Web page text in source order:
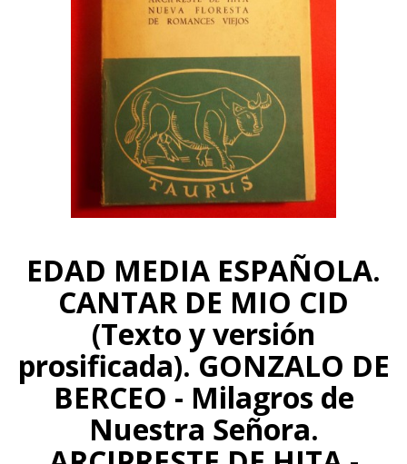
EDAD MEDIA ESPAÑOLA.
CANTAR DE MIO CID
(Texto y versión
prosificada). GONZALO DE
BERCEO - Milagros de
Nuestra Señora.